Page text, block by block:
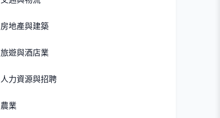
房地產與建築
旅遊與酒店業
人力資源與招聘
農業